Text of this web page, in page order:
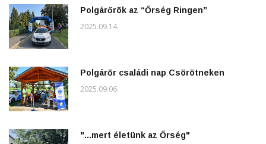
Polgárőrök az “Őrség Ringen”
2025.09.14.
Polgárőr családi nap Csörötneken
2025.09.06.
"...mert életünk az Őrség"